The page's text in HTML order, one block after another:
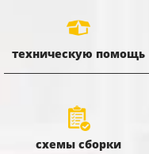
техническую помощь
схемы сборки